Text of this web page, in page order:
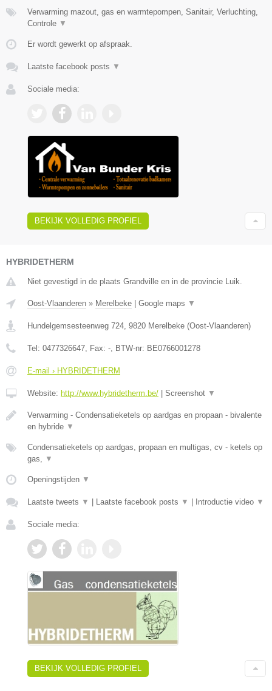
Verwarming mazout, gas en warmtepompen, Sanitair, Verluchting,
Controle ▼
Er wordt gewerkt op afspraak.
Laatste facebook posts ▼
Sociale media:
BEKIJK VOLLEDIG PROFIEL
HYBRIDETHERM
Niet gevestigd in de plaats Grandville en in de provincie Luik.
Oost-Vlaanderen » Merelbeke | Google maps ▼
Hundelgemsesteenweg 724 9820 Merelbeke (Oost-Vlaanderen)
Tel: 0477326647 , Fax: - , BTW-nr: BE0766001278
E-mail › HYBRIDETHERM
Website: http://www.hybridetherm.be/ | Screenshot ▼
Verwarming - Condensatieketels op aardgas en propaan - bivalente
en hybride ▼
Condensatieketels op aardgas, propaan en multigas, cv - ketels op
gas,
▼
Openingstijden ▼
Laatste tweets ▼ | Laatste facebook posts ▼ | Introductie video ▼
Sociale media:
BEKIJK VOLLEDIG PROFIEL